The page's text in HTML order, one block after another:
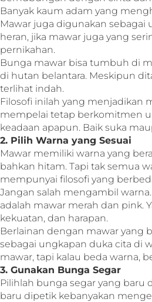
Banyak kaum adam yang
Mawar juga digunakan sebagai
heran, jika mawar juga yang
pernikahan.
Bunga mawar bisa tumbuh di
di hutan belantara. Meskipun
terlihat indah.
Filosofi inilah yang menjadikan
mempelai tetap berkomitmen
keadaan apapun. Baik suka
2. Pilih Warna yang Sesuai
Mawar memiliki warna yang
bahkan hitam. Tapi tak semua
mempunyai filosofi yang
Jangan salah mengambil
adalah mawar merah dan pink.
kekuatan, dan harapan.
Berlainan dengan mawar yang
sebagai ungkapan duka cita di
mawar, tapi kalau beda warna,
3. Gunakan Bunga Segar
Pilihlah bunga segar yang baru
baru dipetik kebanyakan